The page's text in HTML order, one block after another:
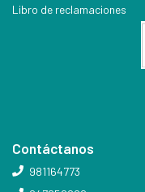
Libro de reclamaciones
Contáctanos
981164773